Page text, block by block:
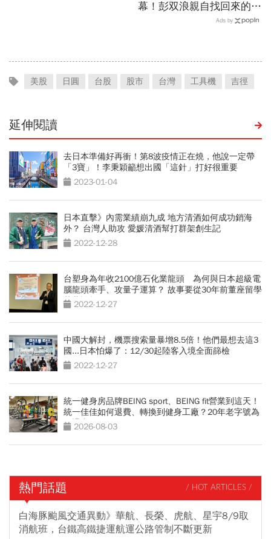
幕！彭双浪親自找回來的接
班人，為何最後撕破臉？
Ads by
美股 日圓 台股 股市 台灣 工具機 吉徑
延伸閱讀
去日本準備好再衝！第8波疫情正在燒，他說一定帶
「3寶」！李秉穎籲想出國「這針」打好很重要
2023-01-04
日本直擊》內需業績崩九成 地方清酒如何成功銷海
外？ 台灣人助攻 愛媛清酒幫打群架創生記
2022-12-28
台塑身為年收2100億石化業龍頭 為何與日本超級電
腦龍頭牽手、攻量子運算？ 故事要從30年前董座留學
荷蘭說起
2022-12-27
中國大解封，機票搜索量暴增8.5倍！他們最想去這3
國...日本怕爆了：12/30起陸客入境全面篩檢
2022-12-27
統一健身房品牌BEING sport、BEING fit營業到這天！
統一佳佳如何退費、轉換到健身工廠？20年老字號為
何退出
2026-08-03
熱門話題 / HOT ARTICLES /
白海豚颱風交通異動》華航、長榮、虎航、星宇8/9取
消航班，台鐵高鐵捷運航運公路管制不斷更新